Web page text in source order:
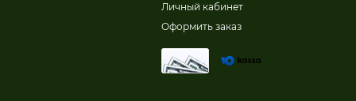
Личный кабинет
Оформить заказ